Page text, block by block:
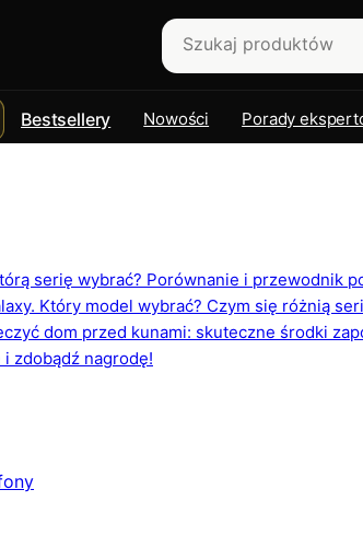
serię wybrać? Porównanie i przewodnik
Który model wybrać? Czym się różnią
dom przed kunami: skuteczne środki
zdobądź nagrodę!
Bestsellery Nowości Porady